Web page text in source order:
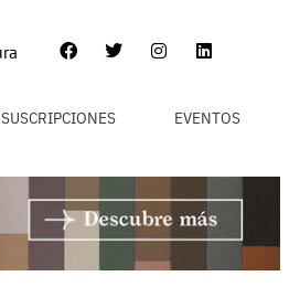
SUSCRIPCIONES EVENTOS